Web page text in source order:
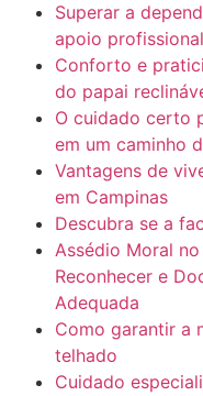
Superar a
apoio profissional
Conforto e
do papai
O cuidado certo
em um caminho
Vantagens de
em Campinas
Descubra se a
Assédio Moral
Reconhecer e
Adequada
Como garantir a
telhado
Cuidado